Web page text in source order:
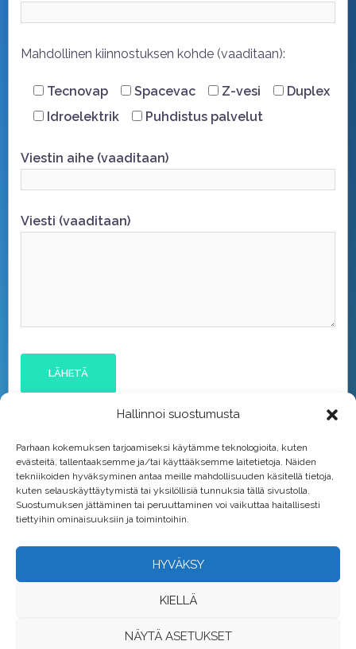
Hallinnoi suostumusta
Parhaan kokemuksen tarjoamiseksi käytämme teknologioita, kuten
evästeitä, tallentaaksemme ja/tai käyttääksemme laitetietoja. Näiden
tekniikoiden hyväksyminen antaa meille mahdollisuuden käsitellä tietoja,
kuten selauskäyttäytymistä tai yksilöllisiä tunnuksia tällä sivustolla.
Suostumuksen jättäminen tai peruuttaminen voi vaikuttaa haitallisesti
tiettyihin ominaisuuksiin ja toimintoihin.
HYVÄKSY
KIELLÄ
NÄYTÄ ASETUKSET
Mahdollinen kiinnostuksen kohde (vaaditaan):
Tecnovap Spacevac Z-vesi
Duplex
Idroelektrik
Puhdistus palvelut
Viestin aihe (vaaditaan)
Viesti (vaaditaan)